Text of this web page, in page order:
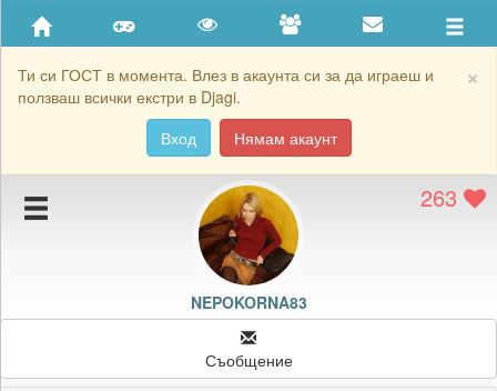
×
Ти си ГОСТ в момента. Влез в акаунта си за да играеш и
ползваш всички екстри в Djagi.
Вход
Нямам акаунт
Приятели
Хронология на игри
Подаръците на NEPOKORNA83
Картичките на NEPOKORNA83
Блокирай NEPOKORNA83
263
NEPOKORNA83
Съобщение